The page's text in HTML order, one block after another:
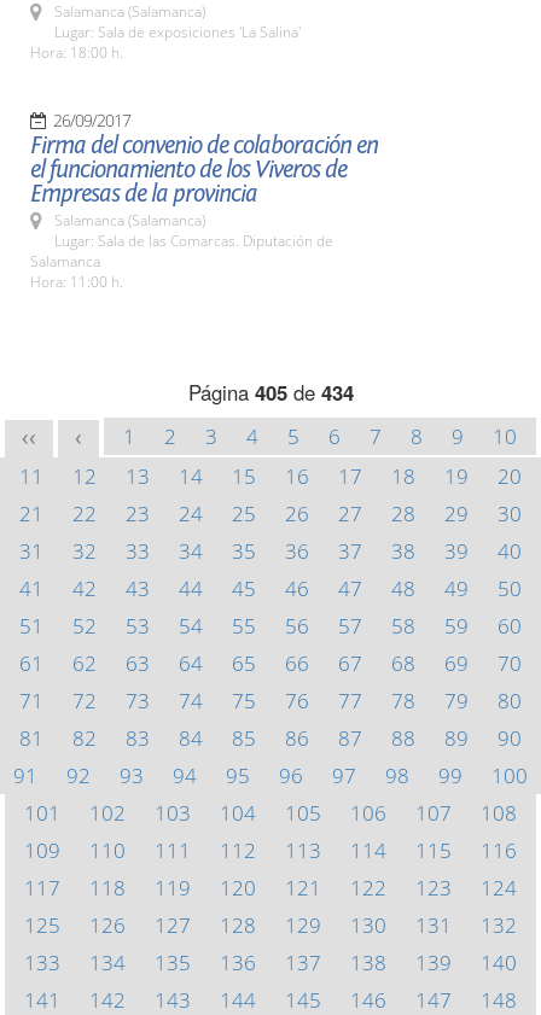
Salamanca (Salamanca)
Lugar: Sala de exposiciones 'La Salina'
Hora: 18:00 h.
26/09/2017
Firma del convenio de colaboración en
el funcionamiento de los Viveros de
Empresas de la provincia
Salamanca (Salamanca)
Lugar: Sala de las Comarcas. Diputación de
Salamanca
Hora: 11:00 h.
Página 405de 434
<< < 1 2 3 4 5 6 7 8 9
10
11
12 13 14 15 16 17 18 19
20
21
22 23 24 25 26 27 28 29
30
31
32 33 34 35 36 37 38 39
40
41
42 43 44 45 46 47 48 49
50
51
52 53 54 55 56 57 58 59
60
61
62 63 64 65 66 67 68 69
70
71
72 73 74 75 76 77 78 79
80
81
82 83 84 85 86 87 88 89
90
91
92 93 94 95 96 97 98 99
100
101
102 103 104 105 106 107
108
109
110 111 112 113 114 115
116
117
118 119 120 121 122 123
124
125
126 127 128 129 130 131
132
133
134 135 136 137 138 139
140
141
142 143 144 145 146 147
148